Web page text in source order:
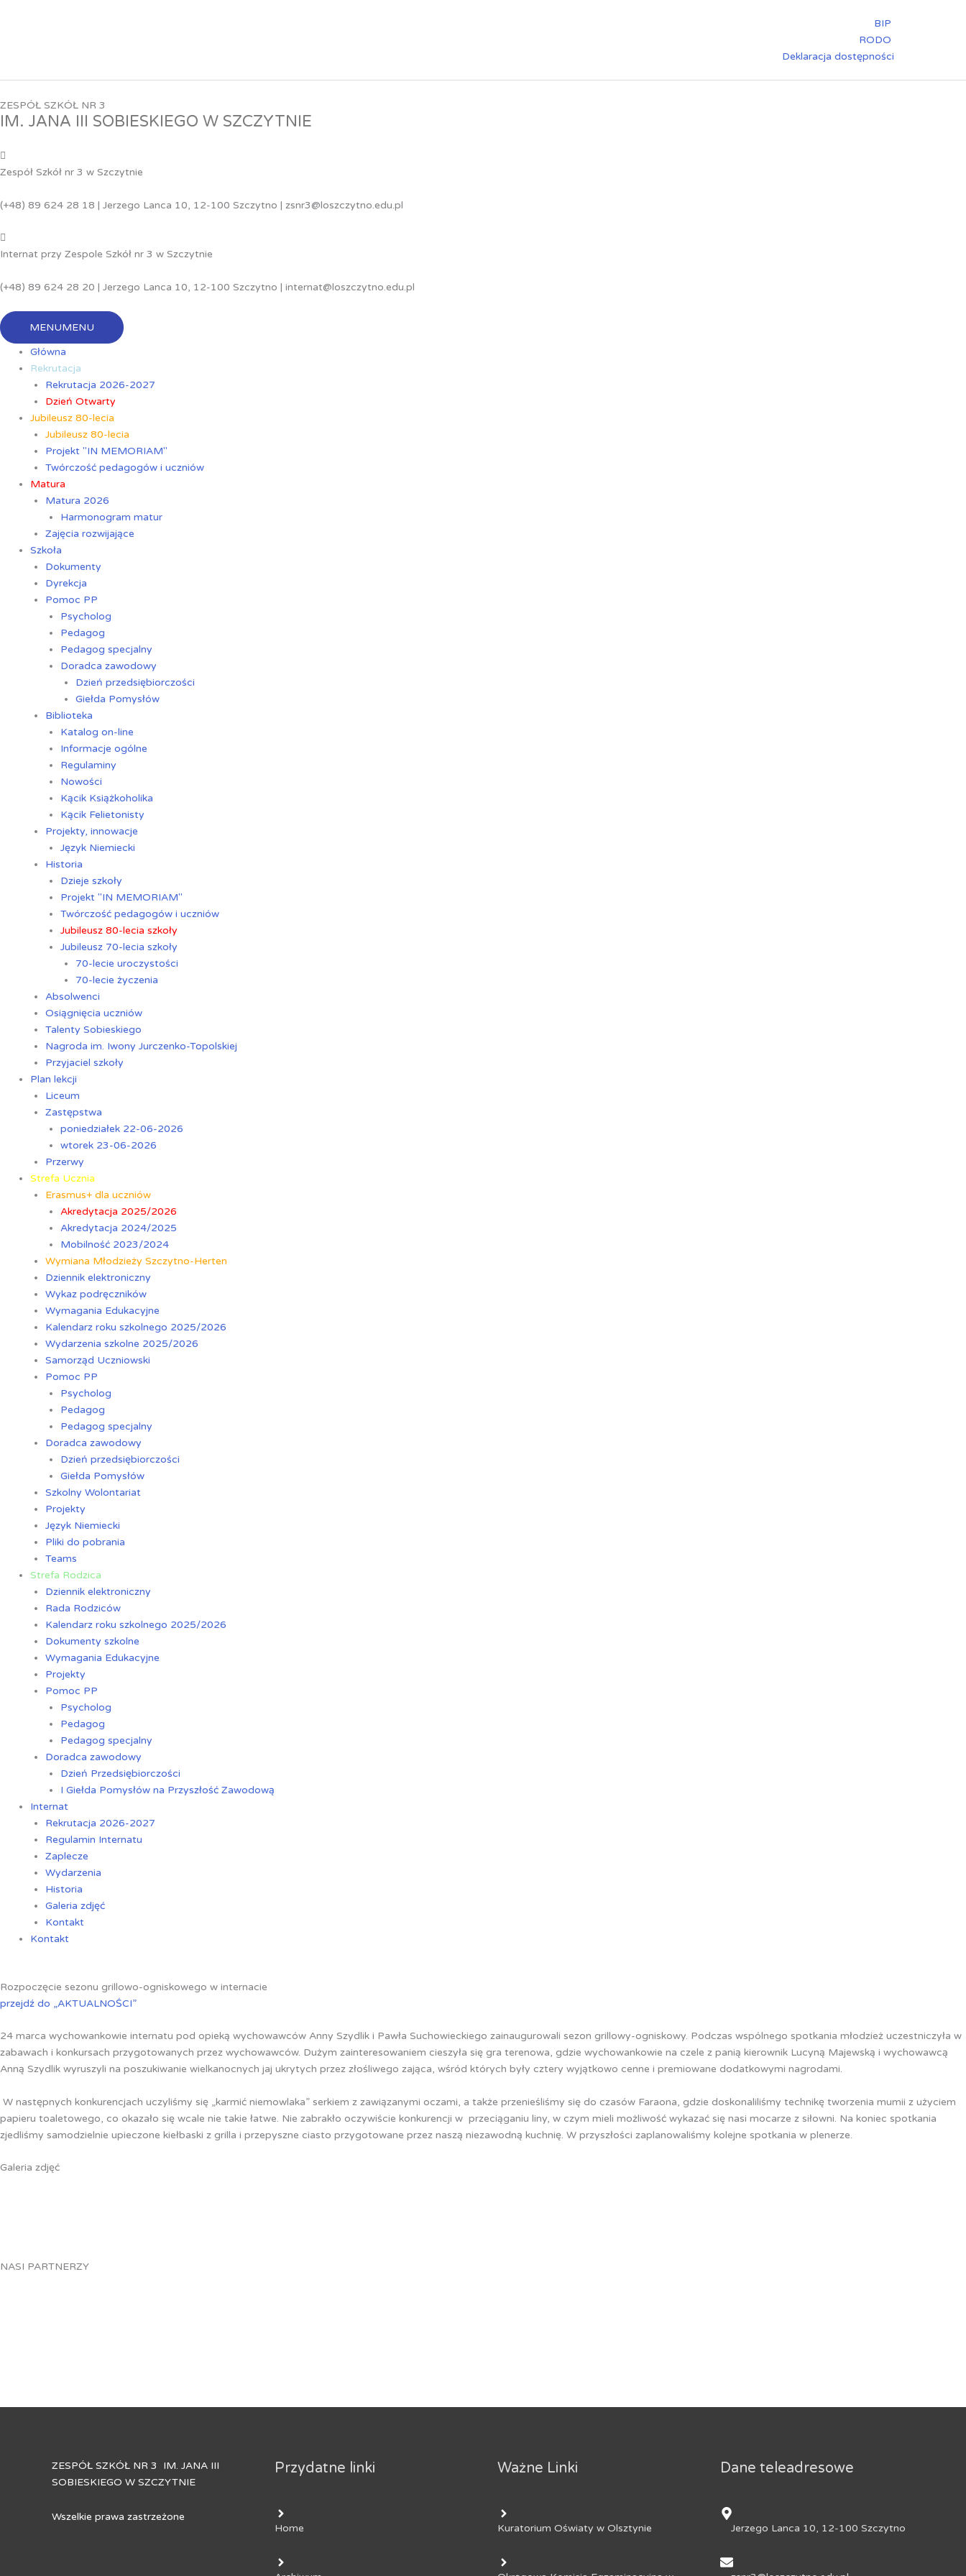
BIP
RODO
Deklaracja dostępności
ZESPÓŁ SZKÓŁ NR 3
IM. JANA III SOBIESKIEGO W SZCZYTNIE
Zespół Szkół nr 3 w Szczytnie
(+48) 89 624 28 18 | Jerzego Lanca 10, 12-100 Szczytno | zsnr3@loszczytno.edu.pl
Internat przy Zespole Szkół nr 3 w Szczytnie
(+48) 89 624 28 20 | Jerzego Lanca 10, 12-100 Szczytno | internat@loszczytno.edu.pl
MENUMENU
Główna
Rekrutacja
Rekrutacja 2026-2027
Dzień Otwarty
Jubileusz 80-lecia
Jubileusz 80-lecia
Projekt "IN MEMORIAM"
Twórczość pedagogów i uczniów
Matura
Matura 2026
Harmonogram matur
Zajęcia rozwijające
Szkoła
Dokumenty
Dyrekcja
Pomoc PP
Psycholog
Pedagog
Pedagog specjalny
Doradca zawodowy
Dzień przedsiębiorczości
Giełda Pomysłów
Biblioteka
Katalog on-line
Informacje ogólne
Regulaminy
Nowości
Kącik Książkoholika
Kącik Felietonisty
Projekty, innowacje
Język Niemiecki
Historia
Dzieje szkoły
Projekt "IN MEMORIAM"
Twórczość pedagogów i uczniów
Jubileusz 80-lecia szkoły
Jubileusz 70-lecia szkoły
70-lecie uroczystości
70-lecie życzenia
Absolwenci
Osiągnięcia uczniów
Talenty Sobieskiego
Nagroda im. Iwony Jurczenko-Topolskiej
Przyjaciel szkoły
Plan lekcji
Liceum
Zastępstwa
poniedziałek 22-06-2026
wtorek 23-06-2026
Przerwy
Strefa Ucznia
Erasmus+ dla uczniów
Akredytacja 2025/2026
Akredytacja 2024/2025
Mobilność 2023/2024
Wymiana Młodzieży Szczytno-Herten
Dziennik elektroniczny
Wykaz podręczników
Wymagania Edukacyjne
Kalendarz roku szkolnego 2025/2026
Wydarzenia szkolne 2025/2026
Samorząd Uczniowski
Pomoc PP
Psycholog
Pedagog
Pedagog specjalny
Doradca zawodowy
Dzień przedsiębiorczości
Giełda Pomysłów
Szkolny Wolontariat
Projekty
Język Niemiecki
Pliki do pobrania
Teams
Strefa Rodzica
Dziennik elektroniczny
Rada Rodziców
Kalendarz roku szkolnego 2025/2026
Dokumenty szkolne
Wymagania Edukacyjne
Projekty
Pomoc PP
Psycholog
Pedagog
Pedagog specjalny
Doradca zawodowy
Dzień Przedsiębiorczości
I Giełda Pomysłów na Przyszłość Zawodową
Internat
Rekrutacja 2026-2027
Regulamin Internatu
Zaplecze
Wydarzenia
Historia
Galeria zdjęć
Kontakt
Kontakt
Rozpoczęcie sezonu grillowo-ogniskowego w internacie
przejdź do „AKTUALNOŚCI”
24 marca wychowankowie internatu pod opieką wychowawców Anny Szydlik i Pawła Suchowieckiego zainaugurowali sezon grillowy-ogniskowy. Podczas wspólnego spotkania młodzież uczestniczyła w
zabawach i konkursach przygotowanych przez wychowawców. Dużym zainteresowaniem cieszyła się gra terenowa, gdzie wychowankowie na czele z panią kierownik Lucyną Majewską i wychowawcą
Anną Szydlik wyruszyli na poszukiwanie wielkanocnych jaj ukrytych przez złośliwego zająca, wśród których były cztery wyjątkowo cenne i premiowane dodatkowymi nagrodami.
W następnych konkurencjach uczyliśmy się „karmić niemowlaka” serkiem z zawiązanymi oczami, a także przenieśliśmy się do czasów Faraona, gdzie doskonaliliśmy technikę tworzenia mumii z użyciem
papieru toaletowego, co okazało się wcale nie takie łatwe. Nie zabrakło oczywiście konkurencji w przeciąganiu liny, w czym mieli możliwość wykazać się nasi mocarze z siłowni. Na koniec spotkania
zjedliśmy samodzielnie upieczone kiełbaski z grilla i przepyszne ciasto przygotowane przez naszą niezawodną kuchnię. W przyszłości zaplanowaliśmy kolejne spotkania w plenerze.
Galeria zdjęć
NASI PARTNERZY
ZESPÓŁ SZKÓŁ NR 3 IM. JANA III
SOBIESKIEGO W SZCZYTNIE
Wszelkie prawa zastrzeżone
Przydatne linki
Home
Ważne Linki
Kuratorium Oświaty w Olsztynie
Dane teleadresowe
Jerzego Lanca 10, 12-100 Szczytno